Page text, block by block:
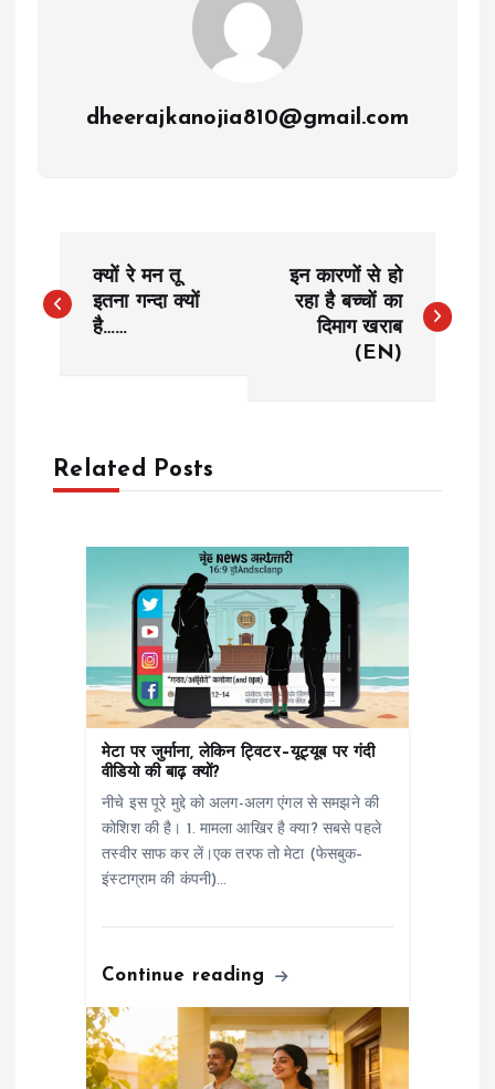
dheerajkanojia810@gmail.com
o
n
क्यों रे मन तू
इतना गन्दा क्यों
है……
इन कारणों से हो
रहा है बच्चों का
दिमाग खराब
(EN)
Related Posts
मेटा पर जुर्माना, लेकिन ट्विटर–यूट्यूब पर गंदी
वीडियो की बाढ़ क्यों?
नीचे इस पूरे मुद्दे को अलग-अलग एंगल से समझने की
कोशिश की है। 1. मामला आखिर है क्या? सबसे पहले
तस्वीर साफ कर लें।एक तरफ तो मेटा (फेसबुक–
इंस्टाग्राम की कंपनी)…
Continue reading